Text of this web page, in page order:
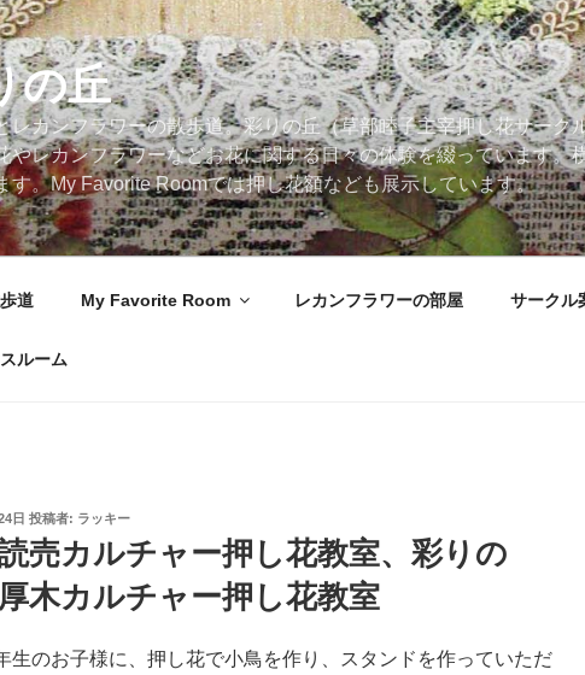
の丘
レカンフラワーの散歩道。彩りの丘（草部睦子主宰押し花サー
やレカンフラワーなどお花に関する日々の体験を綴っています
す。My Favorite Roomでは押し花額なども展示しています。
道 My Favorite Room レカンフラワーの部屋 サークル
ルーム
日 投稿者: ラッキー
売カルチャー押し花教室、彩りの
木カルチャー押し花教室
生のお子様に、押し花で小鳥を作り、スタンドを作っていただ